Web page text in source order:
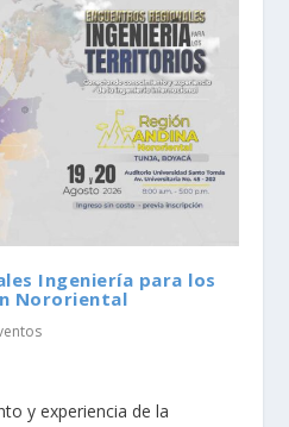
Ingeniería para los
Nororiental
y experiencia de la